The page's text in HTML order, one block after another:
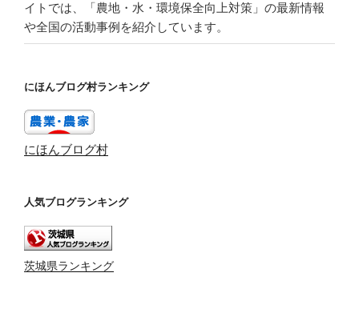
イトでは、「農地・水・環境保全向上対策」の最新情報
や全国の活動事例を紹介しています。
にほんブログ村ランキング
にほんブログ村
人気ブログランキング
茨城県ランキング